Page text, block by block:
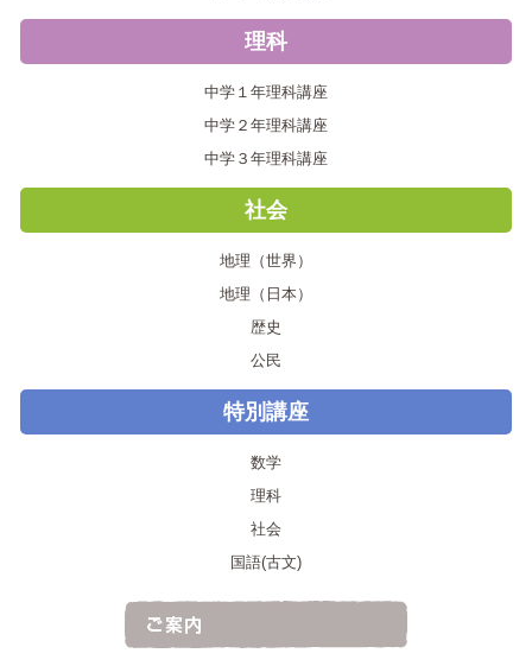
理科
中学１年理科講座
中学２年理科講座
中学３年理科講座
社会
地理（世界）
地理（日本）
歴史
公民
特別講座
数学
理科
社会
国語(古文)